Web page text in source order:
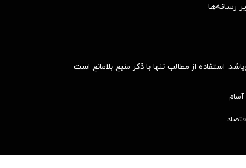
رسانه‌‌ها
استفاده از مطالب تنها با ذکر منبع بلامانع است